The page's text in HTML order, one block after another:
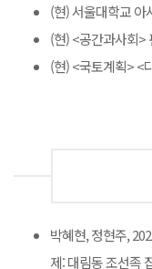
(현) 서울대학교
(현) <공간과사회>
(현) <국토계획> <
박혜현, 정현주,
제: 대림동 조선족